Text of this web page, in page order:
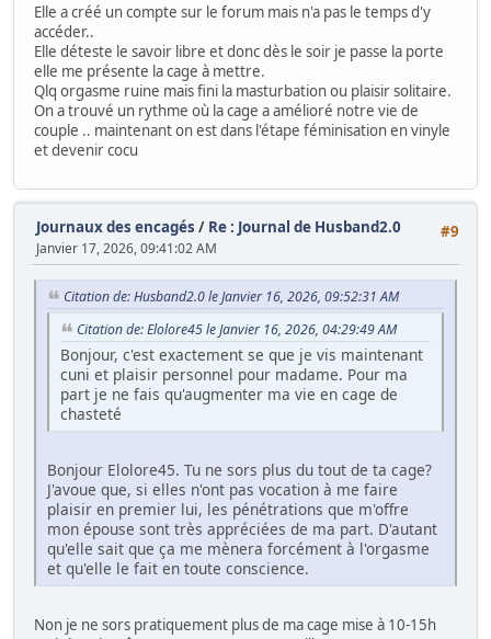
Elle a créé un compte sur le forum mais n'a pas le temps d'y
accéder..
Elle déteste le savoir libre et donc dès le soir je passe la porte
elle me présente la cage à mettre.
Qlq orgasme ruine mais fini la masturbation ou plaisir solitaire.
On a trouvé un rythme où la cage a amélioré notre vie de
couple .. maintenant on est dans l'étape féminisation en vinyle
et devenir cocu
#9
Journaux des encagés / Re : Journal de Husband2.0
Janvier 17, 2026, 09:41:02 AM
Citation de: Husband2.0 le Janvier 16, 2026, 09:52:31 AM
Citation de: Elolore45 le Janvier 16, 2026, 04:29:49 AM
Bonjour, c'est exactement se que je vis maintenant
cuni et plaisir personnel pour madame. Pour ma
part je ne fais qu'augmenter ma vie en cage de
chasteté
Bonjour Elolore45. Tu ne sors plus du tout de ta cage?
J'avoue que, si elles n'ont pas vocation à me faire
plaisir en premier lui, les pénétrations que m'offre
mon épouse sont très appréciées de ma part. D'autant
qu'elle sait que ça me mènera forcément à l'orgasme
et qu'elle le fait en toute conscience.
Non je ne sors pratiquement plus de ma cage mise à 10-15h